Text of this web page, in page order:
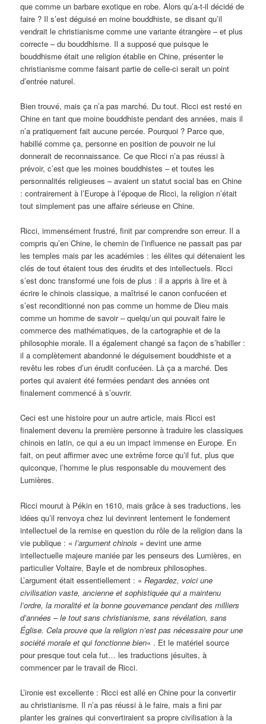
que comme un barbare exotique en robe. Alors qu’a-t-il décidé de
faire ? Il s’est déguisé en moine bouddhiste, se disant qu’il
vendrait le christianisme comme une variante étrangère – et plus
correcte – du bouddhisme. Il a supposé que puisque le
bouddhisme était une religion établie en Chine, présenter le
christianisme comme faisant partie de celle-ci serait un point
d’entrée naturel.
Bien trouvé, mais ça n’a pas marché. Du tout. Ricci est resté en
Chine en tant que moine bouddhiste pendant des années, mais il
n’a pratiquement fait aucune percée. Pourquoi ? Parce que,
habillé comme ça, personne en position de pouvoir ne lui
donnerait de reconnaissance. Ce que Ricci n’a pas réussi à
prévoir, c’est que les moines bouddhistes – et toutes les
personnalités religieuses – avaient un statut social bas en Chine
: contrairement à l’Europe à l’époque de Ricci, la religion n’était
tout simplement pas une affaire sérieuse en Chine.
Ricci, immensément frustré, finit par comprendre son erreur. Il a
compris qu’en Chine, le chemin de l’influence ne passait pas par
les temples mais par les académies : les élites qui détenaient les
clés de tout étaient tous des érudits et des intellectuels. Ricci
s’est donc transformé une fois de plus : il a appris à lire et à
écrire le chinois classique, a maîtrisé le canon confucéen et
s’est reconditionné non pas comme un homme de Dieu mais
comme un homme de savoir – quelqu’un qui pouvait faire le
commerce des mathématiques, de la cartographie et de la
philosophie morale. Il a également changé sa façon de s’habiller :
il a complètement abandonné le déguisement bouddhiste et a
revêtu les robes d’un érudit confucéen. Là ça a marché. Des
portes qui avaient été fermées pendant des années ont
finalement commencé à s’ouvrir.
Ceci est une histoire pour un autre article, mais Ricci est
finalement devenu la première personne à traduire les classiques
chinois en latin, ce qui a eu un impact immense en Europe. En
fait, on peut affirmer avec une extrême force qu’il fut, plus que
quiconque, l’homme le plus responsable du mouvement des
Lumières.
Ricci mourut à Pékin en 1610, mais grâce à ses traductions, les
idées qu’il renvoya chez lui devinrent lentement le fondement
intellectuel de la remise en question du rôle de la religion dans la
vie publique : «l’argument chinois » devint une arme
intellectuelle majeure maniée par les penseurs des Lumières, en
particulier Voltaire, Bayle et de nombreux philosophes.
L’argument était essentiellement : «Regardez, voici une
civilisation vaste, ancienne et sophistiquée qui a maintenu
l’ordre, la moralité et la bonne gouvernance pendant des milliers
d’années – le tout sans christianisme, sans révélation, sans
Église. Cela prouve que la religion n’est pas nécessaire pour une
société morale et qui fonctionne bien« . Et le matériel source
pour presque tout cela fut… les traductions jésuites, à
commencer par le travail de Ricci.
L’ironie est excellente : Ricci est allé en Chine pour la convertir
au christianisme. Il n’a pas réussi à le faire, mais a fini par
planter les graines qui convertiraient sa propre civilisation à la